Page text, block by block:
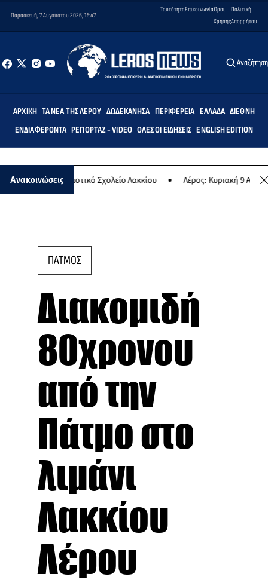
Παρασκευή, 7 Αυγούστου 2026, 15:47
ΤαυτότηταΕπικοινωνίαΌροι
Χρήσης
Πολιτική
Απορρήτου
Αναζήτηση
ΑΡΧΙΚΉ ΤΑ ΝΈΑ ΤΗΣ ΛΈΡΟΥ ΔΩΔΕΚΆΝΗΣΑ ΠΕΡΙΦΈΡΕΙΑ ΕΛΛΆΔΑ ΔΙΕΘΝΉ
ΕΝΔΙΑΦΈΡΟΝΤΑ ΡΕΠΟΡΤΆΖ - VIDEO ΌΛΕΣ ΟΙ ΕΙΔΉΣΕΙΣ ENGLISH EDITION
Ανακοινώσεις
στο Δημοτικό Σχολείο Λακκίου Λέρος: Κυριακή 9
ΠΑΤΜΟΣ
Διακομιδή
80χρονου
από την
Πάτμο στο
λιμάνι
Λακκίου
Λέρου